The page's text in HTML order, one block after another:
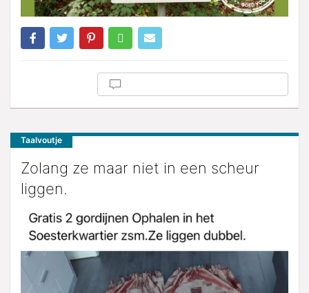
Taalvoutje
Zolang ze maar niet in een scheur
liggen.